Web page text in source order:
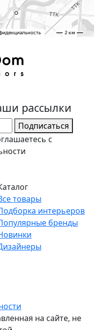
товары
интерьеров
бренды
рассылки
Подписаться
с
на сайте, не